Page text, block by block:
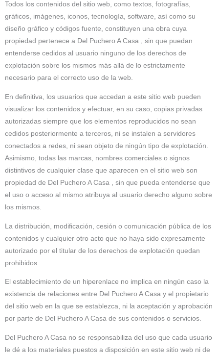
Todos los contenidos del sitio web, como textos, fotografías,
gráficos, imágenes, iconos, tecnología, software, así como su
diseño gráfico y códigos fuente, constituyen una obra cuya
propiedad pertenece a Del Puchero A Casa , sin que puedan
entenderse cedidos al usuario ninguno de los derechos de
explotación sobre los mismos más allá de lo estrictamente
necesario para el correcto uso de la web.
En definitiva, los usuarios que accedan a este sitio web pueden
visualizar los contenidos y efectuar, en su caso, copias privadas
autorizadas siempre que los elementos reproducidos no sean
cedidos posteriormente a terceros, ni se instalen a servidores
conectados a redes, ni sean objeto de ningún tipo de explotación.
Asimismo, todas las marcas, nombres comerciales o signos
distintivos de cualquier clase que aparecen en el sitio web son
propiedad de Del Puchero A Casa , sin que pueda entenderse que
el uso o acceso al mismo atribuya al usuario derecho alguno sobre
los mismos.
La distribución, modificación, cesión o comunicación pública de los
contenidos y cualquier otro acto que no haya sido expresamente
autorizado por el titular de los derechos de explotación quedan
prohibidos.
El establecimiento de un hiperenlace no implica en ningún caso la
existencia de relaciones entre Del Puchero A Casa y el propietario
del sitio web en la que se establezca, ni la aceptación y aprobación
por parte de Del Puchero A Casa de sus contenidos o servicios.
Del Puchero A Casa no se responsabiliza del uso que cada usuario
le dé a los materiales puestos a disposición en este sitio web ni de